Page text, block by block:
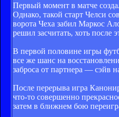
Первый момент в матче
Однако, такой старт Челси
ворота Чеха забил Маркос
решил засчитать, хоть
В первой половине игры
все же шанс на
заброса от партнера — сэйв
После перерыва игра
что-то совершенно
затем в ближнем бою